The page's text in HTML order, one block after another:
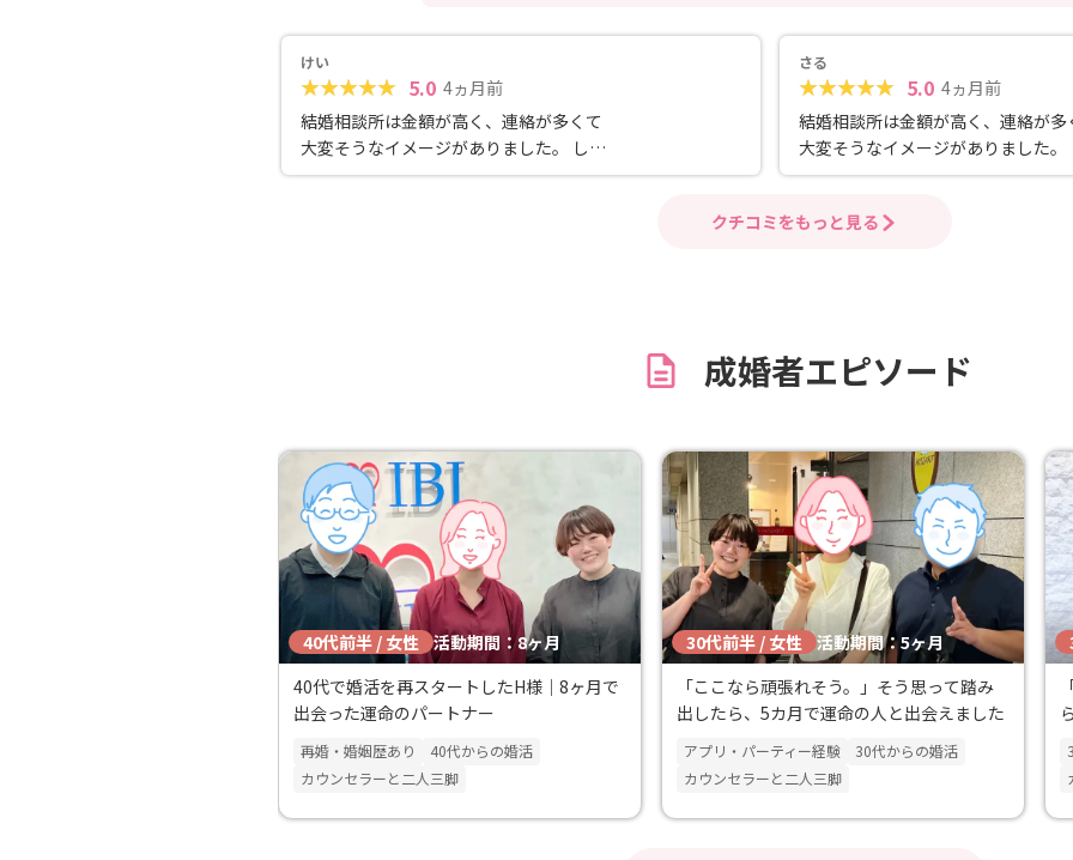
けい
5.0 4ヵ月前
結婚相談所は金額が高く、連絡が多くて
大変そうなイメージがありました。 しか
し、日本官婚推進協会はそこまで金額は
さる
5.0 4ヵ月前
結婚相談所は金額が高く、連絡が多
大変そうなイメージがありました。
し、日本官婚推進協会はそこまで金
さり困った時はどんなことでも相談
本官婚推進協会で活動し、ステキな
巡り会うことができたのでとても感
クチコミをもっと見る
成婚者エピソード
40代前半 / 女性
活動期間：8ヶ月
40代で婚活を再スタートしたH様｜8ヶ月で
出会った運命のパートナー
再婚・婚姻歴あり
40代からの婚活
カウンセラーと二人三脚
30代前半 / 女性
活動期間：5ヶ月
「ここなら頑張れそう。」そう思って踏み
出したら、5カ月で運命の人と出会えました
アプリ・パーティー経験
30代からの婚活
カウンセラーと二人三脚